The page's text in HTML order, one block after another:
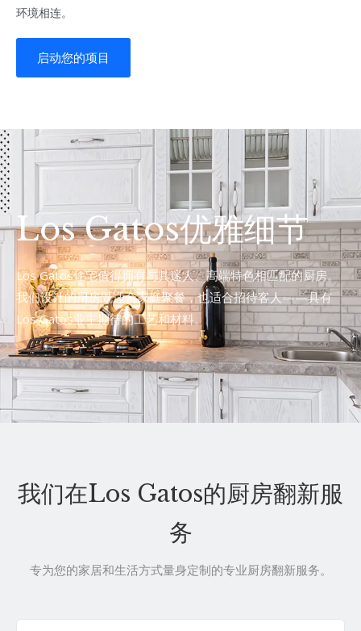
环境相连。
启动您的项目
Los Gatos优雅细节
Los Gatos住宅值得拥有与其迷人、高端特色相匹配的厨房。
我们设计的厨房既适合家庭聚餐，也适合招待客人——具有
Los Gatos业主期待的工艺和材料。
我们在Los Gatos的厨房翻新服
务
专为您的家居和生活方式量身定制的专业厨房翻新服务。